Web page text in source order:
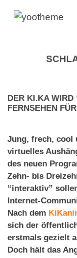
DER KI.KA
FERNSEHEN
Jung, frech, cool
virtuelles
des neuen
Zehn- bis
“interaktiv”
Internet-
Nach dem
sich der
erstmals gezielt
Doch hält das